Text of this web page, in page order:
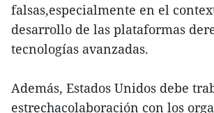
falsas,especialmente en el
desarrollo de las plataformas
tecnologías avanzadas.
Además, Estados Unidos debe
estrechacolaboración con los